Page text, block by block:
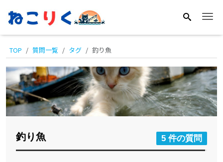
TOP 質問一覧 タグ 釣り魚
釣り魚 5 件の質問